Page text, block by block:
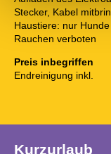
Stecker, Kabel
Haustiere: nur
Rauchen verboten
Preis inbegriffen
Endreinigung inkl.
Kurzurlaub